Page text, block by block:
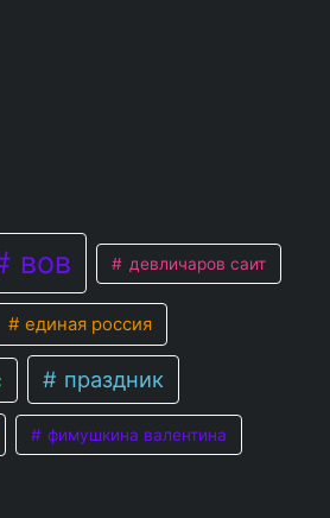
вов девличаров саит
единая россия
праздник
фимушкина валентина